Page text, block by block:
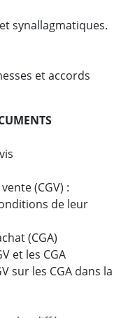
synallagmatiques.
et accords
(CGV) :
de leur
(CGA)
et les CGA
sur les CGA dans la